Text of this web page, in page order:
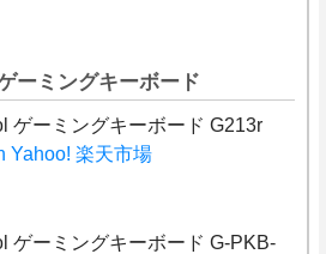
ーミングキーボード
ゲーミングキーボード G213r
Yahoo! 楽天市場
ゲーミングキーボード G-PKB-